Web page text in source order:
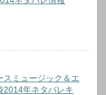
スミュージック＆エ
2014年ネタバレキ